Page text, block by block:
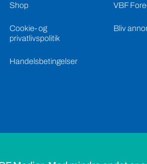
Shop
Cookie- og
privatlivspolitik
Handelsbetingelser
VBF
Bliv